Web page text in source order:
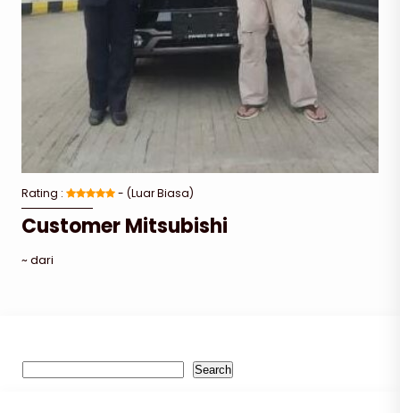
Rating : - (Luar Biasa)
Customer Mitsubishi
~ dari
Search